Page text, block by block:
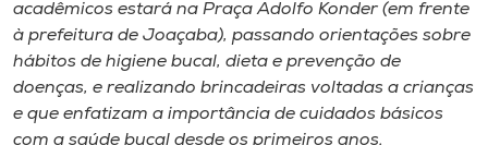
CPA
Biblioteca
acadêmicos estará na Praça Adolfo Konder (em frente
à prefeitura de Joaçaba), passando orientações sobre
hábitos de higiene bucal, dieta e prevenção de
doenças, e realizando brincadeiras voltadas a crianças
e que enfatizam a importância de cuidados básicos
com a saúde bucal desde os primeiros anos.